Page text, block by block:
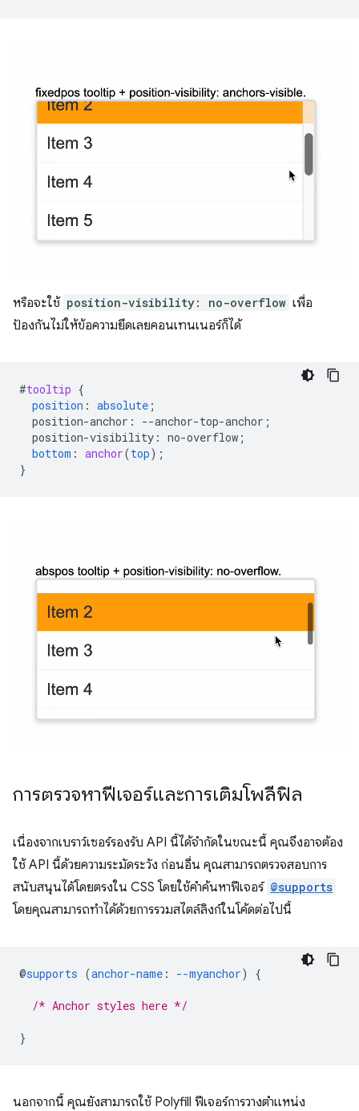
หรือจะใช้ position-visibility: no-overflow เพื่อ
ป้องกันไม่ให้ข้อความยึดเลยคอนเทนเนอร์ก็ได้
#tooltip {
position : absolute ;
position-anchor : --anchor-top-anchor ;
position-visibility : no-overflow ;
bottom : anchor(top);
}
การตรวจหาฟีเจอร์และการเติมโพลีฟิล
เนื่องจากเบราว์เซอร์รองรับ API นี้ได้จำกัดในขณะนี้ คุณจึงอาจต้อง
ใช้ API นี้ด้วยความระมัดระวัง ก่อนอื่น คุณสามารถตรวจสอบการ
สนับสนุนได้โดยตรงใน CSS โดยใช้คำค้นหาฟีเจอร์ @supports
โดยคุณสามารถทำได้ด้วยการรวมสไตล์ลิงก์ในโค้ดต่อไปนี้
@supports (anchor-name : --myanchor) {
/* Anchor styles here */
}
นอกจากนี้ คุณยังสามารถใช้ Polyfill ฟีเจอร์การวางตำแหน่ง